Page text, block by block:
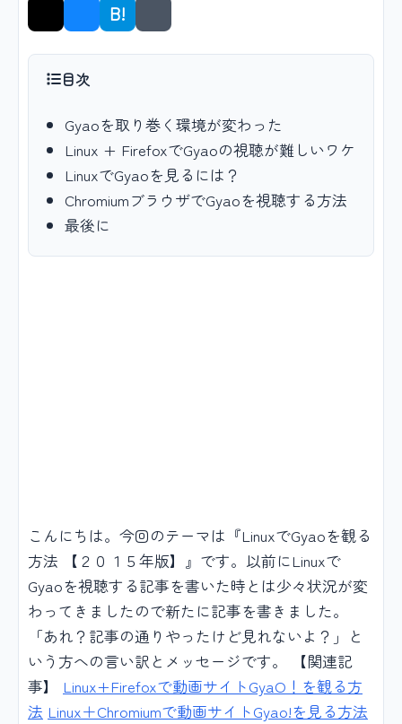
B! シェア
目次
Gyaoを取り巻く環境が変わった
Linux + FirefoxでGyaoの視聴が難しいワケ
LinuxでGyaoを見るには？
ChromiumブラウザでGyaoを視聴する方法
最後に
こんにちは。今回のテーマは『LinuxでGyaoを観る
方法 【２０１５年版】』です。以前にLinuxで
Gyaoを視聴する記事を書いた時とは少々状況が変
わってきましたので新たに記事を書きました。
「あれ？記事の通りやったけど見れないよ？」と
いう方への言い訳とメッセージです。 【関連記
事】 Linux+Firefoxで動画サイトGyaO！を観る方
法 Linux＋Chromiumで動画サイトGyao!を見る方法